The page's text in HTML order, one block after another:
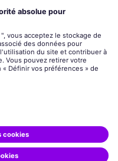
sur les conditions
confidentialité
de Siemens AG.